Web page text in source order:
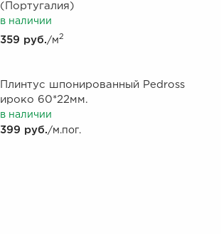
(Португалия)
в наличии
359 руб./м2
Плинтус шпонированный Pedross
ироко 60*22мм.
в наличии
399 руб./м.пог.